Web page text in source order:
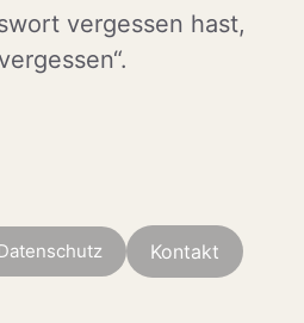
vergessen hast,
Kontakt